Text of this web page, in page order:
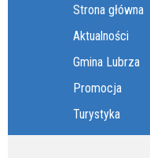
Strona główna
Aktualności
Gmina Lubrza
Promocja
Turystyka